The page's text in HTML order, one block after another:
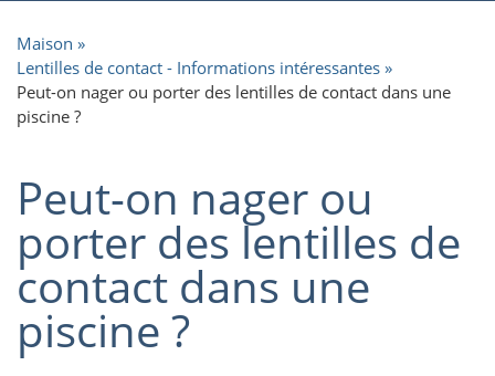
Maison
Lentilles de contact - Informations intéressantes
Peut-on nager ou porter des lentilles de contact dans une
piscine ?
Peut-on nager ou
porter des lentilles de
contact dans une
piscine ?